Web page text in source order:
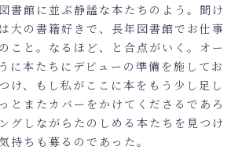
書館に並ぶ静謐な本たちのよう。聞け
大の書籍好きで、長年図書館でお仕事
こと。なるほど、と合点がいく。オー
に本たちにデビューの準備を施してお
け、もし私がここに本をもう少し足し
とまたカバーをかけてくださるであろ
グしながらたのしめる本たちを見つけ
持ちも募るのであった。